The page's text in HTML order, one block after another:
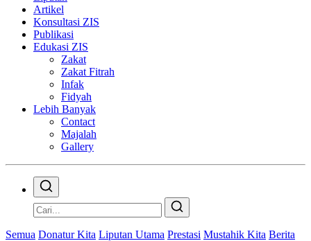
Artikel
Konsultasi ZIS
Publikasi
Edukasi ZIS
Zakat
Zakat Fitrah
Infak
Fidyah
Lebih Banyak
Contact
Majalah
Gallery
Semua Donatur Kita Liputan Utama Prestasi Mustahik Kita Berita